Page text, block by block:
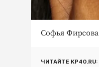
Софья Фирсова
ЧИТАЙТЕ KP40.RU: